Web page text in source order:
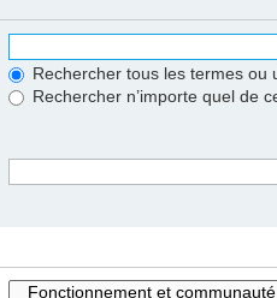
Rechercher tous les termes ou
Rechercher n’importe quel de